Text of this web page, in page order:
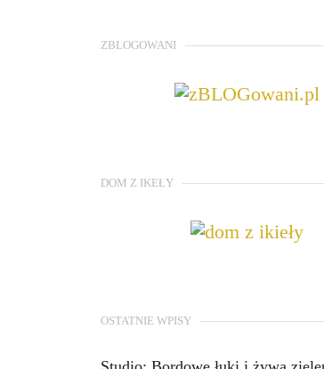
ZBLOGOWANI
DOM Z IKEŁY
OSTATNIE WPISY